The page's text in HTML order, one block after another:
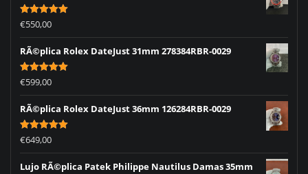
Rated5.00
out of 5
€550,00
RÃ©plica Rolex DateJust 31mm 278384RBR-0029
Rated5.00
out of 5
€599,00
RÃ©plica Rolex DateJust 36mm 126284RBR-0029
Rated5.00
out of 5
€649,00
Lujo RÃ©plica Patek Philippe Nautilus Damas 35mm